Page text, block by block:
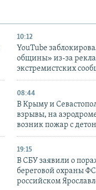
10:12
YouTube
общины» из-за
экстремистских
08:44
В Крыму и
взрывы, на
возник пожар с
19:15
В СБУ заявили о
береговой охраны
российском